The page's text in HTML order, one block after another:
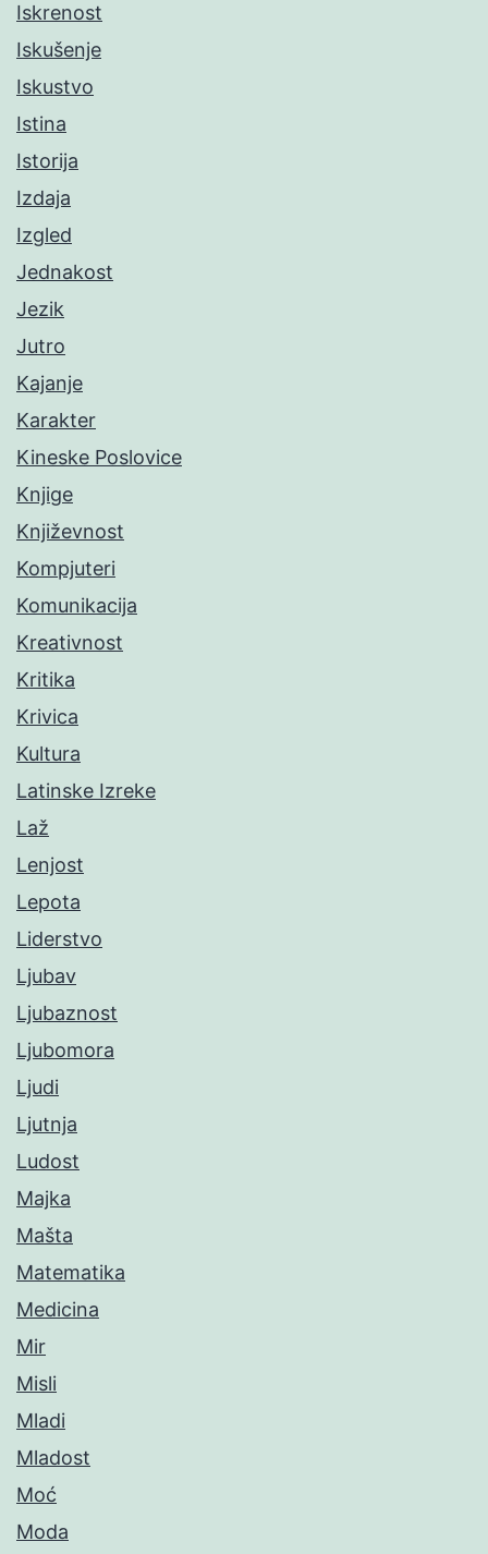
Iskrenost
Iskušenje
Iskustvo
Istina
Istorija
Izdaja
Izgled
Jednakost
Jezik
Jutro
Kajanje
Karakter
Kineske Poslovice
Knjige
Književnost
Kompjuteri
Komunikacija
Kreativnost
Kritika
Krivica
Kultura
Latinske Izreke
Laž
Lenjost
Lepota
Liderstvo
Ljubav
Ljubaznost
Ljubomora
Ljudi
Ljutnja
Ludost
Majka
Mašta
Matematika
Medicina
Mir
Misli
Mladi
Mladost
Moć
Moda